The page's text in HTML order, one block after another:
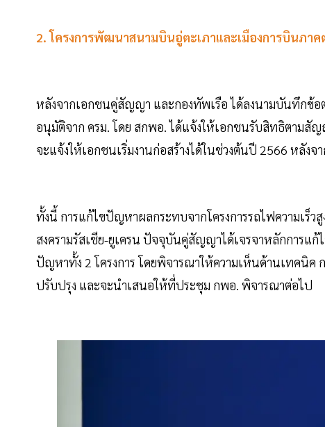
2. โครงการพัฒนาสนามบินอู่ตะเภาและเมืองการบินภา
หลังจากเอกชนคู่สัญญา และกองทัพเรือ ได้ลงนามบันทึกข้อ
อนุมัติจาก ครม. โดย สกพอ. ได้แจ้งให้เอกชนรับสิทธิตามสั
จะแจ้งให้เอกชนเริ่มงานก่อสร้างได้ในช่วงต้นปี 2566 หลัง
ทั้งนี้ การแก้ไขปัญหาผลกระทบจากโครงการรถไฟความเร็
สงครามรัสเชีย-ยูเครน ปัจจุบันคู่สัญญาได้เจรจาหลักการ
ปัญหาทั้ง 2 โครงการ โดยพิจารณาให้ความเห็นด้านเทคนิค
ปรับปรุง และจะนำเสนอให้ที่ประชุม กพอ. พิจารณาต่อไป